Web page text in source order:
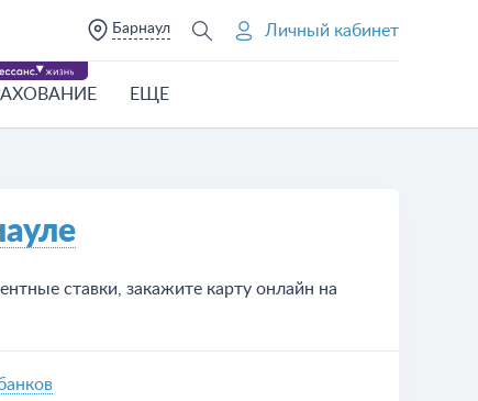
Барнаул Личный кабинет
ЕЩЕ
ставки, закажите карту онлайн на